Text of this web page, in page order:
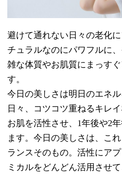
避けて通れない日々の老化
チュラルなのにパワフルに
雑な体質やお肌質にまっす
す。
今日の美しさは明日のエネル
日々、コツコツ重ねるキレ
お肌を活性させ、1年後や2
ます。今日の美しさは、こ
ランスそのもの。活性にア
ミカルをどんどん活用させ